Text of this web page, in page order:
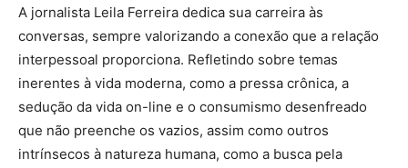
A jornalista Leila Ferreira dedica sua carreira às
conversas, sempre valorizando a conexão que a relação
interpessoal proporciona. Refletindo sobre temas
inerentes à vida moderna, como a pressa crônica, a
sedução da vida on-line e o consumismo desenfreado
que não preenche os vazios, assim como outros
intrínsecos à natureza humana, como a busca pela